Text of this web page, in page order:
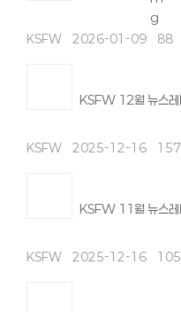
KSFW 2026-01-09 88
KSFW 12월 뉴
KSFW 2025-12-16 157
KSFW 11월 뉴
KSFW 2025-12-16 105